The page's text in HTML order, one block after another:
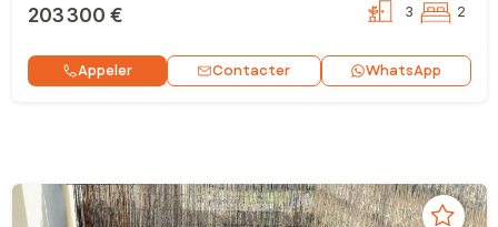
203 300 € 3 2
Appeler Contacter WhatsApp